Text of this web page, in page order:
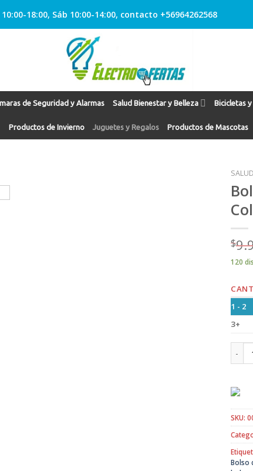
18:00, Sáb 10:00-14:00, contacto +56964262568
de Seguridad y Alarmas Salud Bienestar y Belleza Bicicletas
Productos de Invierno Juguetes y Regalos Productos de Mascotas
$
120
1 - 2
3+
SKU:
Bolso